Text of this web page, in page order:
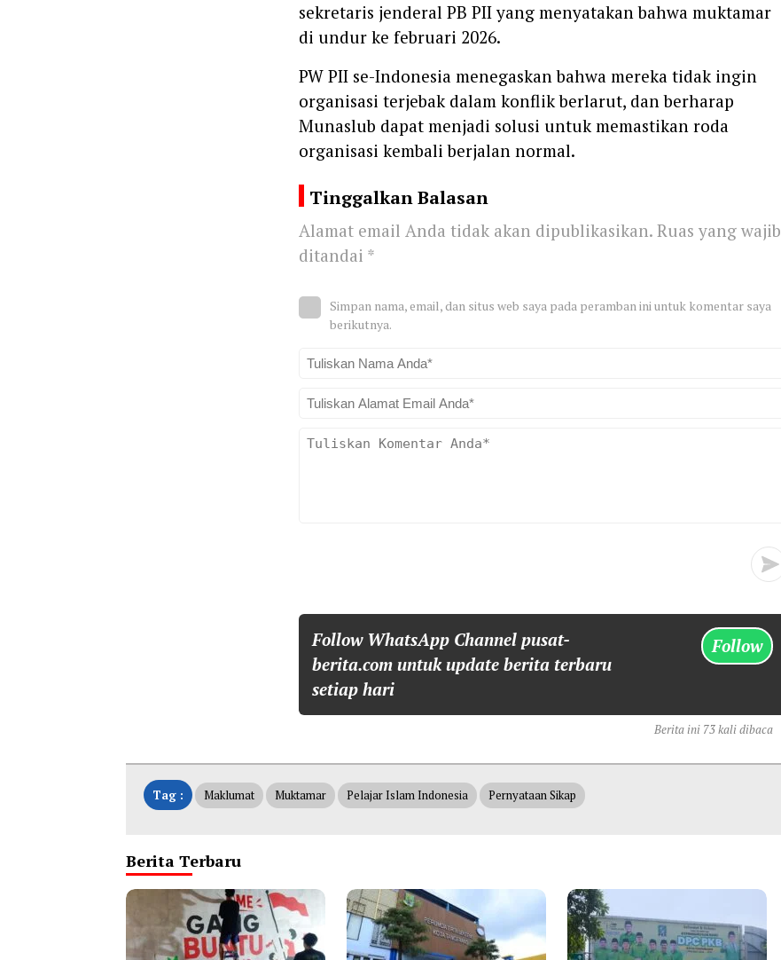
sekretaris jenderal PB PII yang menyatakan bahwa muktamar
di undur ke februari 2026.
PW PII se-Indonesia menegaskan bahwa mereka tidak ingin
organisasi terjebak dalam konflik berlarut, dan berharap
Munaslub dapat menjadi solusi untuk memastikan roda
organisasi kembali berjalan normal.
Tinggalkan Balasan
Alamat email Anda tidak akan dipublikasikan. Ruas yang wajib
ditandai *
Simpan nama, email, dan situs web saya pada peramban ini untuk komentar saya
berikutnya.
Follow WhatsApp Channel pusat-
berita.com untuk update berita terbaru
setiap hari
Follow
Berita ini 73 kali dibaca
Tag : Maklumat Muktamar Pelajar Islam Indonesia Pernyataan Sikap
Berita Terbaru